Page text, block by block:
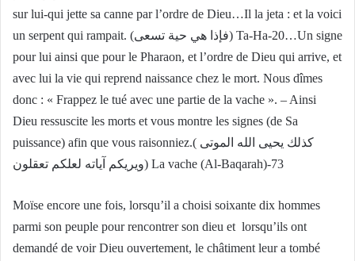
sur lui-qui jette sa canne par l’ordre de Dieu…Il la jeta : et la voici
un serpent qui rampait. (فإذا هي حية تسعى) Ta-Ha-20…Un signe
pour lui ainsi que pour le Pharaon, et l’ordre de Dieu qui arrive, et
avec lui la vie qui reprend naissance chez le mort. Nous dîmes
donc : « Frappez le tué avec une partie de la vache ». – Ainsi
Dieu ressuscite les morts et vous montre les signes (de Sa
puissance) afin que vous raisonniez.( كذلك يحيى الله الموتى
ويريكم آياته لعلكم تعقلون) La vache (Al-Baqarah)-73
Moïse encore une fois, lorsqu’il a choisi soixante dix hommes
parmi son peuple pour rencontrer son dieu et lorsqu’ils ont
demandé de voir Dieu ouvertement, le châtiment leur a tombé